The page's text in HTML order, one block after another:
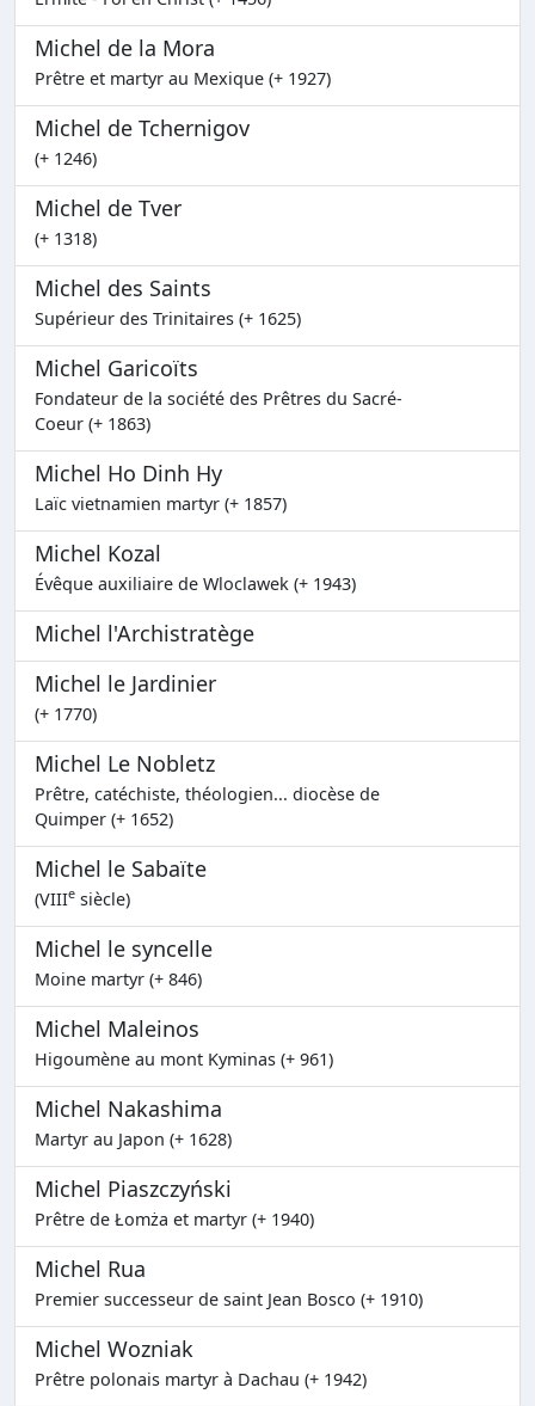
Michel de la Mora
Prêtre et martyr au Mexique (+ 1927)
Michel de Tchernigov
(+ 1246)
Michel de Tver
(+ 1318)
Michel des Saints
Supérieur des Trinitaires (+ 1625)
Michel Garicoïts
Fondateur de la société des Prêtres du Sacré-
Coeur (+ 1863)
Michel Ho Dinh Hy
Laïc vietnamien martyr (+ 1857)
Michel Kozal
Évêque auxiliaire de Wloclawek (+ 1943)
Michel l'Archistratège
Michel le Jardinier
(+ 1770)
Michel Le Nobletz
Prêtre, catéchiste, théologien... diocèse de
Quimper (+ 1652)
Michel le Sabaïte
(VIIIe siècle)
Michel le syncelle
Moine martyr (+ 846)
Michel Maleinos
Higoumène au mont Kyminas (+ 961)
Michel Nakashima
Martyr au Japon (+ 1628)
Michel Piaszczyński
Prêtre de Łomża et martyr (+ 1940)
Michel Rua
Premier successeur de saint Jean Bosco (+ 1910)
Michel Wozniak
Prêtre polonais martyr à Dachau (+ 1942)